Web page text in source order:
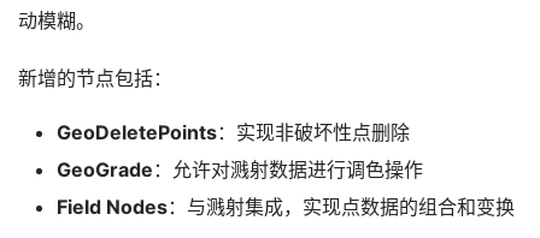
动模糊。
新增的节点包括：
GeoDeletePoints：实现非破坏性点删除
GeoGrade ：允许对溅射数据进行调色操作
Field Nodes：与溅射集成，实现点数据的组合和变换